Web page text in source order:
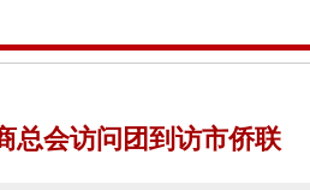
总会访问团到访市侨联